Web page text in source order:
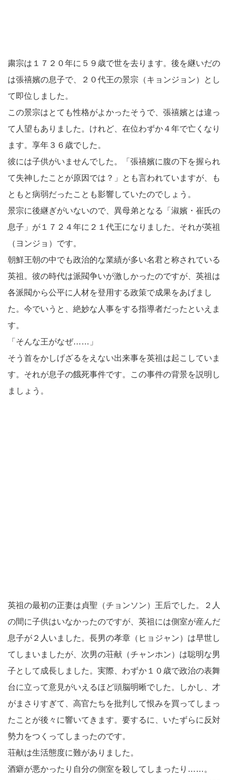
粛宗は１７２０年に５９歳で世を去ります。後を継いだの
は張禧嬪の息子で、２０代王の景宗（キョンジョン）とし
て即位しました。
この景宗はとても性格がよかったそうで、張禧嬪とは違っ
て人望もありました。けれど、在位わずか４年で亡くなり
ます。享年３６歳でした。
彼には子供がいませんでした。「張禧嬪に腹の下を握られ
て失神したことが原因では？」とも言われていますが、も
ともと病弱だったことも影響していたのでしょう。
景宗に後継ぎがいないので、異母弟となる「淑嬪・崔氏の
息子」が１７２４年に２１代王になりました。それが英祖
（ヨンジョ）です。
朝鮮王朝の中でも政治的な業績が多い名君と称されている
英祖。彼の時代は派閥争いが激しかったのですが、英祖は
各派閥から公平に人材を登用する政策で成果をあげまし
た。今でいうと、絶妙な人事をする指導者だったといえま
す。
「そんな王がなぜ……」
そう首をかしげざるをえない出来事を英祖は起こしていま
す。それが息子の餓死事件です。この事件の背景を説明し
ましょう。
英祖の最初の正妻は貞聖（チョンソン）王后でした。２人
の間に子供はいなかったのですが、英祖には側室が産んだ
息子が２人いました。長男の孝章（ヒョジャン）は早世し
てしまいましたが、次男の荘献（チャンホン）は聡明な男
子として成長しました。実際、わずか１０歳で政治の表舞
台に立って意見がいえるほど頭脳明晰でした。しかし、才
がまさりすぎて、高官たちを批判して恨みを買ってしまっ
たことが後々に響いてきます。要するに、いたずらに反対
勢力をつくってしまったのです。
荘献は生活態度に難がありました。
酒癖が悪かったり自分の側室を殺してしまったり……。